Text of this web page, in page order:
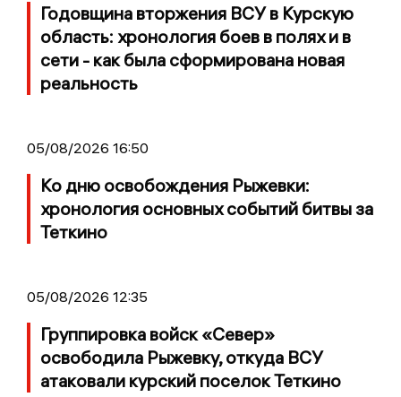
Годовщина вторжения ВСУ в Курскую
область: хронология боев в полях и в
сети - как была сформирована новая
реальность
05/08/2026 16:50
Ко дню освобождения Рыжевки:
хронология основных событий битвы за
Теткино
05/08/2026 12:35
Группировка войск «Север»
освободила Рыжевку, откуда ВСУ
атаковали курский поселок Теткино